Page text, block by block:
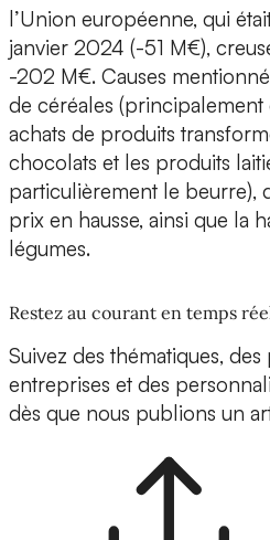
l’Union européenne, qui
janvier 2024 (-51 M€),
-202 M€. Causes
de céréales (principalement
achats de produits
chocolats et les produits
particulièrement le beurre),
prix en hausse, ainsi que la
légumes.
Restez au courant en temps
Suivez des thématiques,
entreprises et des
dès que nous publions un